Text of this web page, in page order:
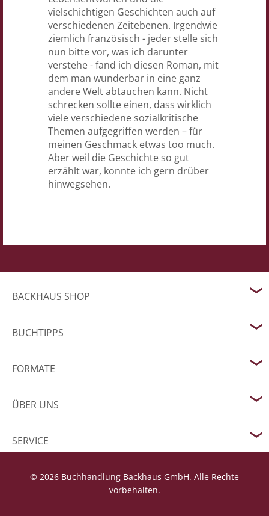
vielschichtigen Geschichten auch auf
verschiedenen Zeitebenen. Irgendwie
ziemlich französisch - jeder stelle sich
nun bitte vor, was ich darunter
verstehe - fand ich diesen Roman, mit
dem man wunderbar in eine ganz
andere Welt abtauchen kann. Nicht
schrecken sollte einen, dass wirklich
viele verschiedene sozialkritische
Themen aufgegriffen werden – für
meinen Geschmack etwas too much.
Aber weil die Geschichte so gut
erzählt war, konnte ich gern drüber
hinwegsehen.
BACKHAUS SHOP
BUCHTIPPS
FORMATE
ÜBER UNS
SERVICE
© 2026 Buchhandlung Backhaus GmbH. Alle Rechte
vorbehalten.